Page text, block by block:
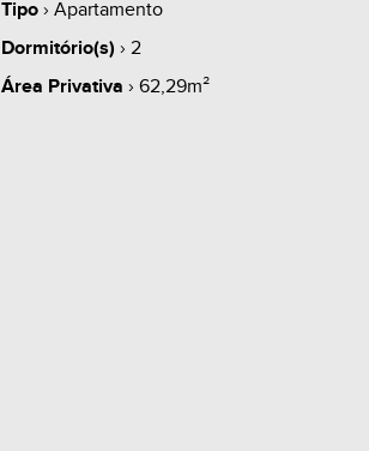
Tipo› Apartamento
Dormitório(s) › 2
Área Privativa › 62,29m²